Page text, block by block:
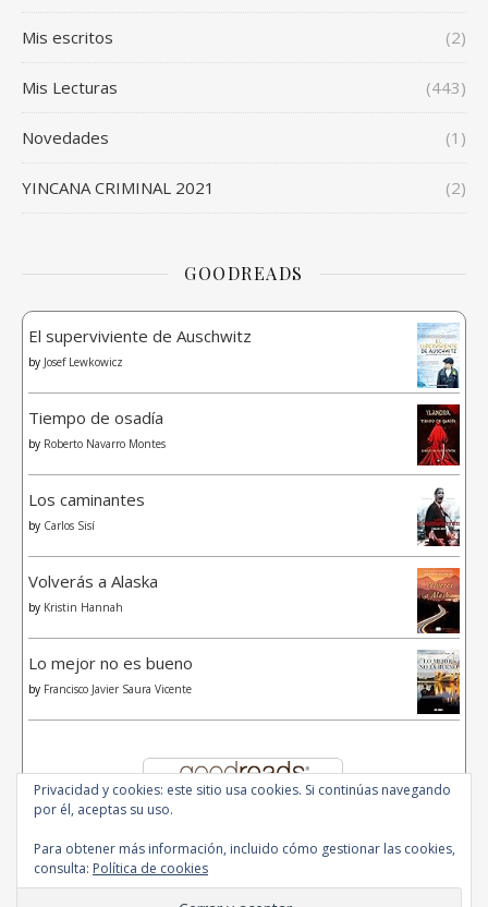
Mis escritos (2)
Mis Lecturas (443)
Novedades (1)
YINCANA CRIMINAL 2021 (2)
GOODREADS
El superviviente de Auschwitz
by Josef Lewkowicz
Tiempo de osadía
by Roberto Navarro Montes
Los caminantes
by Carlos Sisí
Volverás a Alaska
by Kristin Hannah
Lo mejor no es bueno
by Francisco Javier Saura Vicente
© 2020 - All Rights Reserved.
Privacidad y cookies: este sitio usa cookies. Si continúas navegando
por él, aceptas su uso.
Para obtener más información, incluido cómo gestionar las cookies,
consulta: Política de cookies